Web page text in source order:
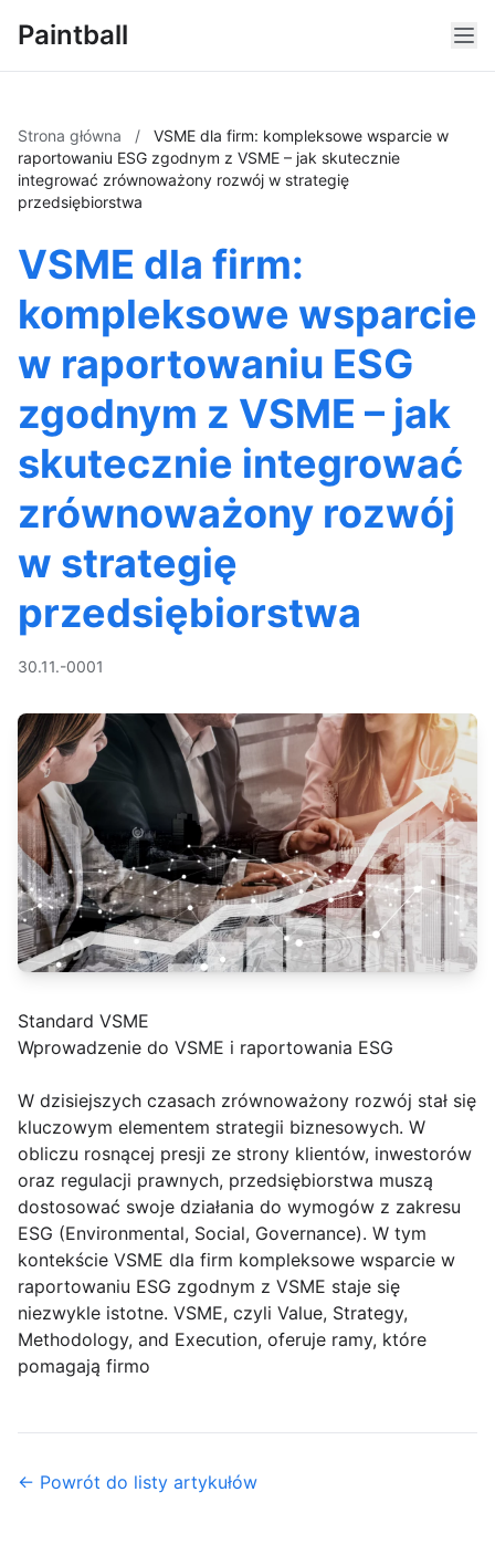
Paintball
Strona główna /
VSME dla firm: kompleksowe wsparcie w
raportowaniu ESG zgodnym z VSME – jak skutecznie
integrować zrównoważony rozwój w strategię
przedsiębiorstwa
VSME dla firm:
kompleksowe wsparcie
w raportowaniu ESG
zgodnym z VSME – jak
skutecznie integrować
zrównoważony rozwój
w strategię
przedsiębiorstwa
30.11.-0001
Standard VSME
Wprowadzenie do VSME i raportowania ESG
W dzisiejszych czasach zrównoważony rozwój stał się
kluczowym elementem strategii biznesowych. W
obliczu rosnącej presji ze strony klientów, inwestorów
oraz regulacji prawnych, przedsiębiorstwa muszą
dostosować swoje działania do wymogów z zakresu
ESG (Environmental, Social, Governance). W tym
kontekście VSME dla firm kompleksowe wsparcie w
raportowaniu ESG zgodnym z VSME staje się
niezwykle istotne. VSME, czyli Value, Strategy,
Methodology, and Execution, oferuje ramy, które
pomagają firmo
← Powrót do listy artykułów